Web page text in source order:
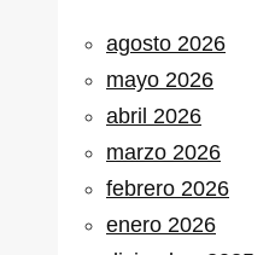
agosto 2026
mayo 2026
abril 2026
marzo 2026
febrero 2026
enero 2026